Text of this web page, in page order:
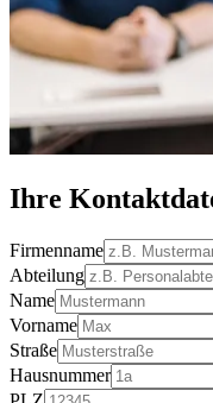
Ihre
Firmenname
Abteilung
Name
Vorname
Straße
Hausnummer